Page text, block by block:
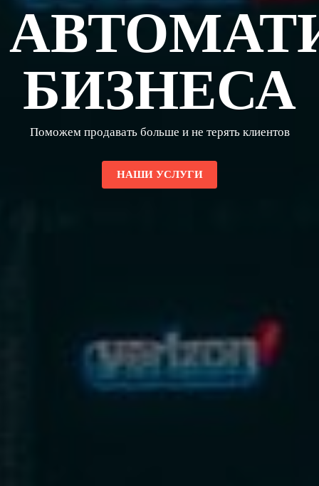
БИЗНЕСА
Поможем продавать больше и не терять клиентов
НАШИ УСЛУГИ